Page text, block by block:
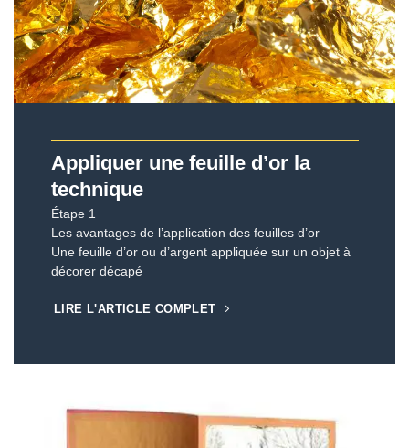
Appliquer une feuille d’or la
technique
Étape 1
Les avantages de l’application des feuilles d’or
Une feuille d’or ou d’argent appliquée sur un objet à
décorer décapé
LIRE L'ARTICLE COMPLET